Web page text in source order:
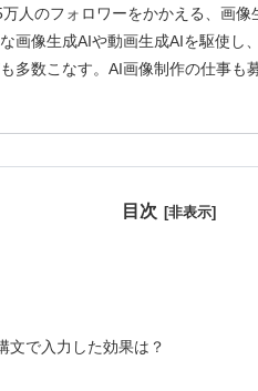
人のフォロワーをかかえる、画像
画像生成AIや動画生成AIを駆使し
多数こなす。AI画像制作の仕事も
目次
文で入力した効果は？